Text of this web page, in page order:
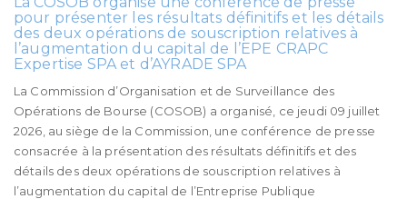
pour présenter les résultats définitifs et les détails
des deux opérations de souscription relatives à
l’augmentation du capital de l’EPE CRAPC
Expertise SPA et d’AYRADE SPA
La Commission d’Organisation et de Surveillance des
Opérations de Bourse (COSOB) a organisé, ce jeudi 09 juillet
2026, au siège de la Commission, une conférence de presse
consacrée à la présentation des résultats définitifs et des
détails des deux opérations de souscription relatives à
l’augmentation du capital de l’Entreprise Publique